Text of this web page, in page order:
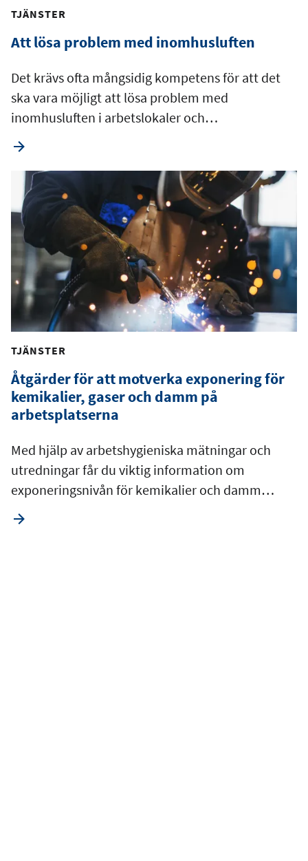
TJÄNSTER
Att lösa problem med inomhusluften
Det krävs ofta mångsidig kompetens för att det
ska vara möjligt att lösa problem med
inomhusluften i arbetslokaler och…
TJÄNSTER
Åtgärder för att motverka exponering för
kemikalier, gaser och damm på
arbetsplatserna
Med hjälp av arbetshygieniska mätningar och
utredningar får du viktig information om
exponeringsnivån för kemikalier och damm…